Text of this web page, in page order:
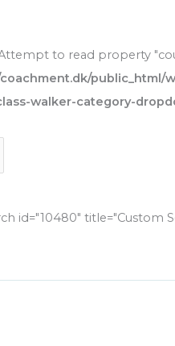
to read property
public_html/
walker-category-
id="10480" title="Custom